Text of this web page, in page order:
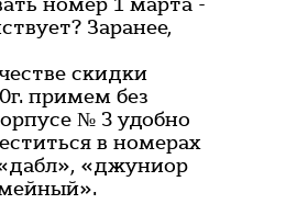
Заранее,
скидки
примем без
№ 3 удобно
в номерах
«джуниор